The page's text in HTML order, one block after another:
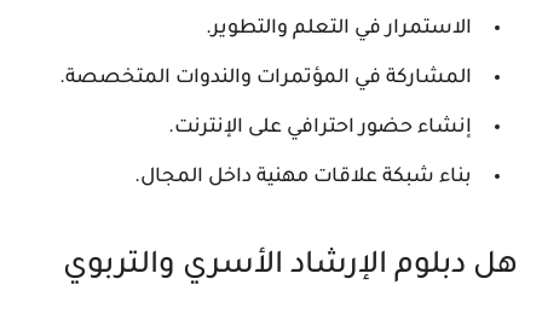
الاستمرار في التعلم والتطوير.
المشاركة في المؤتمرات والندوات المتخصصة.
إنشاء حضور احترافي على الإنترنت.
بناء شبكة علاقات مهنية داخل المجال.
هل دبلوم الإرشاد الأسري والتربوي